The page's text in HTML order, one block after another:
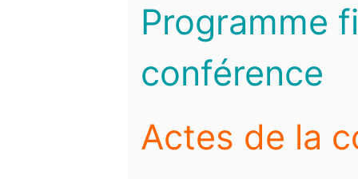
Programme
conférence
Actes de la